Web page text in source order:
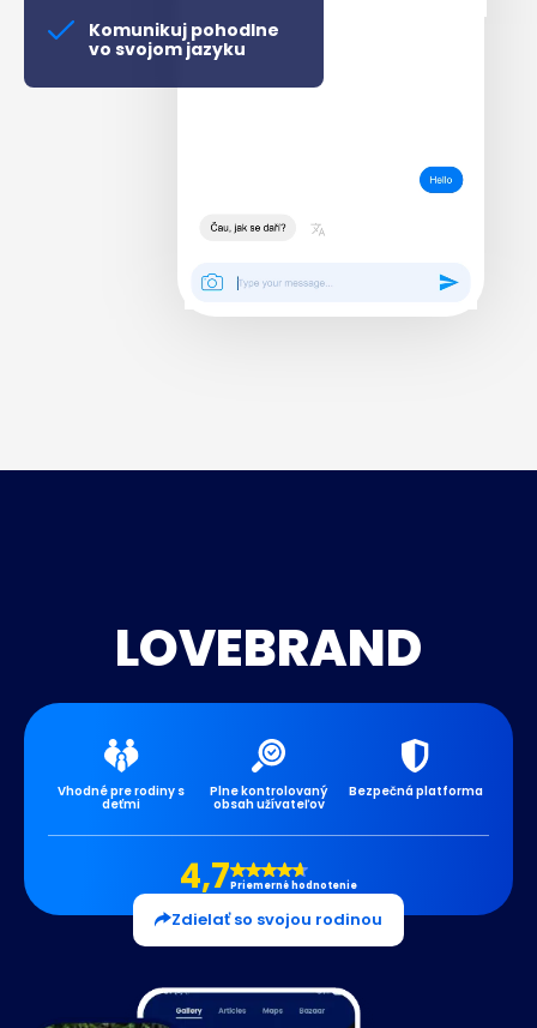
Komunikuj pohodlne
vo svojom jazyku
LOVEBRAND
Vhodné pre rodiny s
deťmi
Plne kontrolovaný
obsah užívateľov
Bezpečná platforma
4,7Priemerné hodnotenie
Zdielať so svojou rodinou